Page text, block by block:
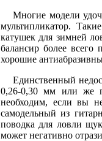
Многие модели
мультипликатор.
катушек для зимней
балансир более всего
хорошие
Единственный
0,26-0,30 мм или же
необходим, если вы
самодельный из
поводка для ловли
может негативно